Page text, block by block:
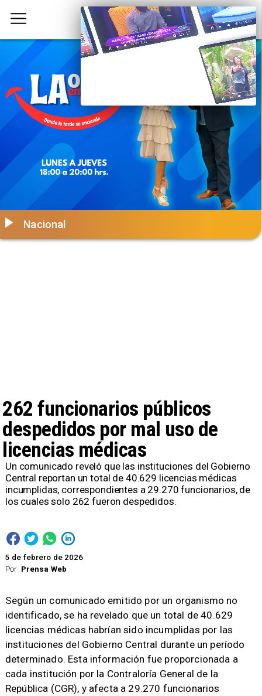
Por Prensa Web
262 funcionarios públicos
despedidos por mal uso de
licencias médicas
Nacional
5 de febrero de 2026
Un comunicado reveló que las instituciones del Gobierno
Central reportan un total de 40.629 licencias médicas
incumplidas, correspondientes a 29.270 funcionarios, de
los cuales solo 262 fueron despedidos.
Según un comunicado emitido por un organismo no
identificado, se ha revelado que un total de 40.629
licencias médicas habrían sido incumplidas por las
instituciones del Gobierno Central durante un período
determinado. Esta información fue proporcionada a
cada institución por la Contraloría General de la
República (CGR), y afecta a 29.270 funcionarios